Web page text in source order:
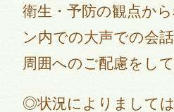
衛生・予防の観点か
ン内での大声での会
周囲へのご配慮をし
◎状況によりまして